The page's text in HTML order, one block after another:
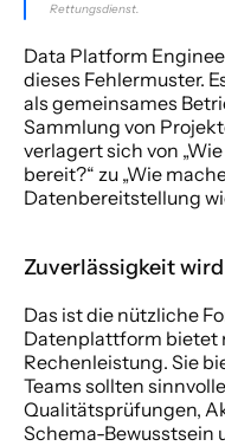
Rettungsdienst.
Data Platform
dieses Fehlermuster.
als gemeinsames
Sammlung von
verlagert sich von
bereit?“ zu „Wie
Datenbereitstellung
Zuverlässigkeit
Das ist die nützliche
Datenplattform bietet
Rechenleistung. Sie
Teams sollten
Qualitätsprüfungen,
Schema-Bewusstsein